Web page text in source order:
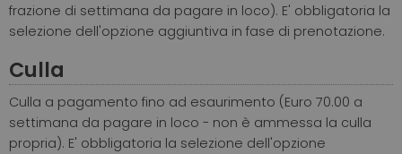
frazione di settimana da pagare in loco). E' obbligatoria la
selezione dell'opzione aggiuntiva in fase di prenotazione.
Culla
Culla a pagamento fino ad esaurimento (Euro 70.00 a
settimana da pagare in loco - non è ammessa la culla
propria). E' obbligatoria la selezione dell'opzione